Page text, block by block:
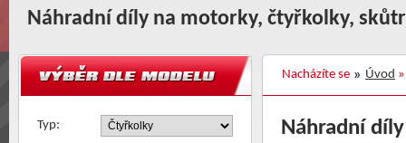
Náhradní díly na motorky, čtyřkolky,
Nacházíte se Úvod
Typ: Náhradní